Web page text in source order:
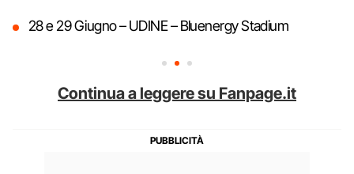
28 e 29 Giugno – UDINE – Bluenergy Stadium
Continua a leggere su Fanpage.it